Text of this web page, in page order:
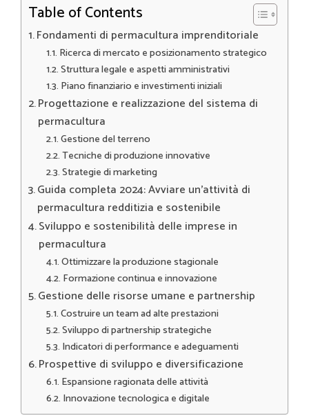
Table of Contents
Fondamenti di permacultura imprenditoriale
Ricerca di mercato e posizionamento strategico
Struttura legale e aspetti amministrativi
Piano finanziario e investimenti iniziali
Progettazione e realizzazione del sistema di
permacultura
Gestione del terreno
Tecniche di produzione innovative
Strategie di marketing
Guida completa 2024: Avviare un’attività di
permacultura redditizia e sostenibile
Sviluppo e sostenibilità delle imprese in
permacultura
Ottimizzare la produzione stagionale
Formazione continua e innovazione
Gestione delle risorse umane e partnership
Costruire un team ad alte prestazioni
Sviluppo di partnership strategiche
Indicatori di performance e adeguamenti
Prospettive di sviluppo e diversificazione
Espansione ragionata delle attività
Innovazione tecnologica e digitale